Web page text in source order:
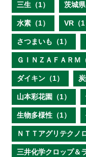
三生（1） 茨城県
水素（1） VR（1
さつまいも（1）
ＧＩＮＺＡＦＡＲＭ
ダイキン（1）
山本彩花園（1）
生物多様性（1）
ＮＴＴアグリテクノ
三井化学クロップ＆